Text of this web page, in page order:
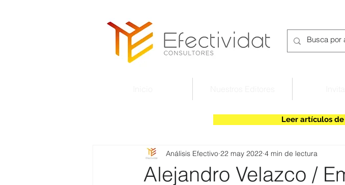
Leer artículos
Alejandro Velazco /
Análisis Efectivo 22 may 2022 4 min de lectura